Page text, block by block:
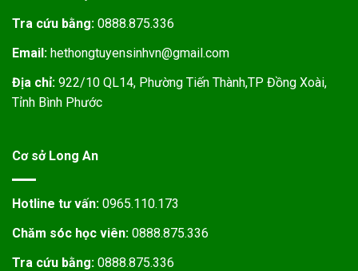
Tra cứu bằng: 0888.875.336
Email: hethongtuyensinhvn@gmail.com
Địa chỉ: 922/10 QL14, Phường Tiến Thành,TP Đồng Xoài,
Tỉnh Bình Phước
Cơ sở Long An
Hotline tư vấn: 0965.110.173
Chăm sóc học viên: 0888.875.336
Tra cứu bằng: 0888.875.336